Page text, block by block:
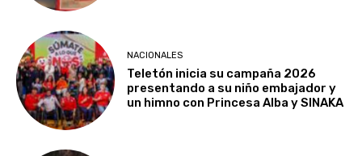
NACIONALES
Teletón inicia su campaña 2026
presentando a su niño embajador y
un himno con Princesa Alba y SINAKA